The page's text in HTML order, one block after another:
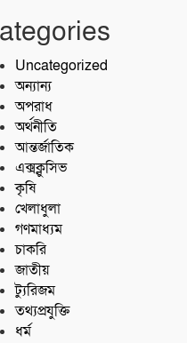
Uncategorized
অন্যান্য
অপরাধ
অর্থনীতি
আন্তর্জাতিক
এক্সক্লুসিভ
কৃষি
খেলাধুলা
গণমাধ্যম
চাকরি
জাতীয়
ট্যুরিজম
তথ্যপ্রযুক্তি
ধর্ম